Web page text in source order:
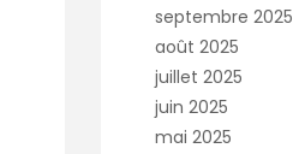
septembre 2025
août 2025
juillet 2025
juin 2025
mai 2025